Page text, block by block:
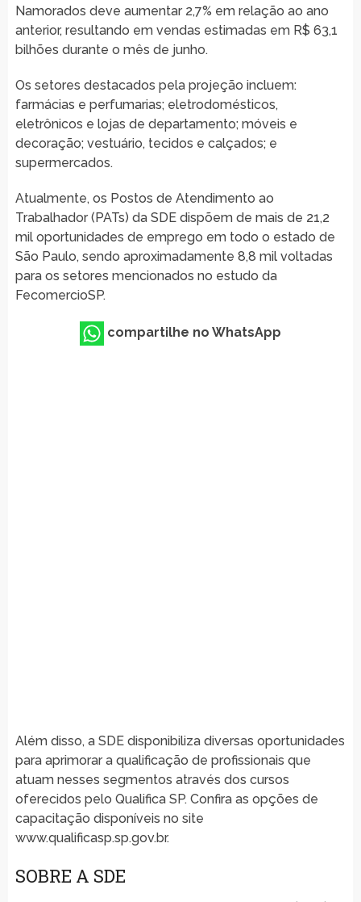
Namorados deve aumentar 2,7% em relação ao ano
anterior, resultando em vendas estimadas em R$ 63,1
bilhões durante o mês de junho.
Os setores destacados pela projeção incluem:
farmácias e perfumarias; eletrodomésticos,
eletrônicos e lojas de departamento; móveis e
decoração; vestuário, tecidos e calçados; e
supermercados.
Atualmente, os Postos de Atendimento ao
Trabalhador (PATs) da SDE dispõem de mais de 21,2
mil oportunidades de emprego em todo o estado de
São Paulo, sendo aproximadamente 8,8 mil voltadas
para os setores mencionados no estudo da
FecomercioSP.
compartilhe no WhatsApp
Além disso, a SDE disponibiliza diversas oportunidades
para aprimorar a qualificação de profissionais que
atuam nesses segmentos através dos cursos
oferecidos pelo Qualifica SP. Confira as opções de
capacitação disponíveis no site
www.qualificasp.sp.gov.br.
SOBRE A SDE